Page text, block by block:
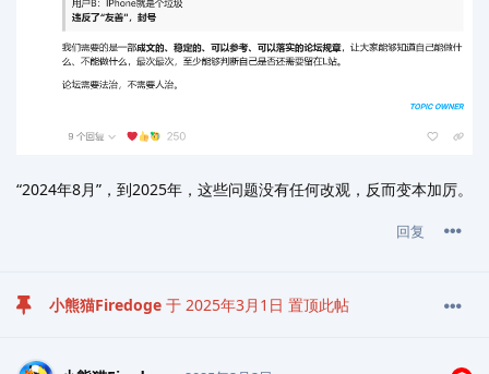
“2024年8月”，到2025年，这些问题没有任何改观，反而变本加厉。
回复
小熊猫Firedoge 于 2025年3月1日 置顶此帖